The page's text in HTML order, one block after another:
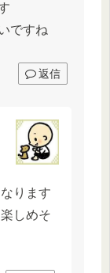
ですね
返信
ります
しめそ